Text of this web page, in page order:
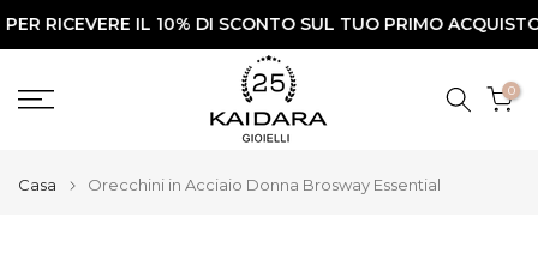
Vai
al
IL 10% DI SCONTO SUL TUO PRIMO ACQUISTO✨
0
Casa Orecchini in Acciaio Donna Brosway Essential